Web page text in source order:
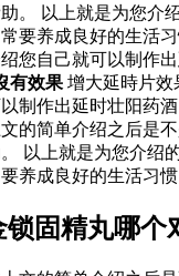
。 以上就是为您
要养成良好的生活
您自己就可以制
有效果 增大延時片效
制作出延时壮阳
的简单介绍之后
以上就是为您介
养成良好的生活习
固精丸哪个